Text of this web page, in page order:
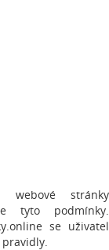
webové stránky
tyto podmínky.
se uživatel
pravidly.